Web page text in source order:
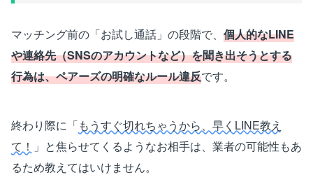
マッチング前の「お試し通話」の段階で、 個人的なLINE
や連絡先（SNSのアカウントなど）を聞き出そうとする
行為は、ペアーズの明確なルール違反です。
終わり際に「もうすぐ切れちゃうから、早くLINE教え
て！ 」と焦らせてくるようなお相手は、業者の可能性もあ
るため教えてはいけません。